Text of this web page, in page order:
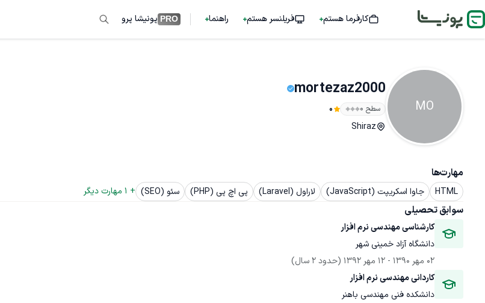
کارفرما هستم فریلنسر هستم راهنما PRO پونیشا پرو
MO
mortezaz2000
سطح ۰ 0
Shiraz
مهارت‌ها
HTML جاوا اسکریپت (JavaScript) لاراول (Laravel) پی اچ پی (PHP) سئو (SEO) +
1 مهارت دیگر
سوابق تحصیلی
کارشناسی مهندسی نرم افزار
دانشگاه آزاد خمینی شهر
02 مهر 1390
- 12 مهر 1392
(حدود 2 سال)
کاردانی مهندسی نرم افزار
دانشکده فنی مهندسی باهنر